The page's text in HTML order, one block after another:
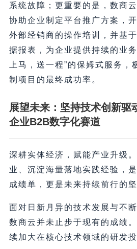
系统故障；更重要的是，数商
协助企业制定平台推广方案，
外部经销商的操作培训，并基
据报表，为企业提供持续的业
上马，送一程”的保姆式服务
制项目的最终成功率。
展望未来：坚持技术创新驱
企业B2B数字化赛道
深耕实体经济，赋能产业升级
业、沉淀海量落地实践经验，
成绩单，更是未来持续前行的坚
面对日新月异的技术发展与不
数商云并未止步于现有的成绩
续加大在核心技术领域的研发投